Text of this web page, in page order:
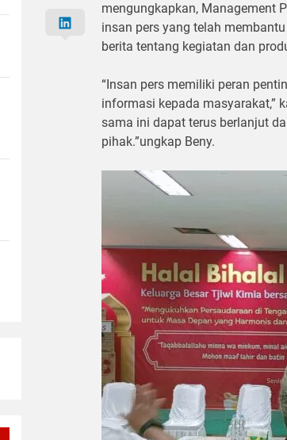
mengungkapkan, Management
insan pers yang telah
berita tentang kegiatan dan
“Insan pers memiliki peran
informasi kepada masyarakat,”
sama ini dapat terus berlanjut
pihak.”ungkap Beny.